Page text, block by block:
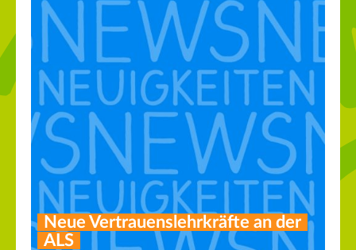
Neue Vertrauenslehrkräfte an der
ALS